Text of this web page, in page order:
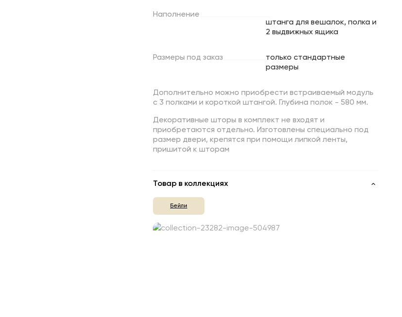
Наполнение
штанга для вешалок, полка и
2 выдвижных ящика
Размеры под заказ
только стандартные
размеры
Дополнительно можно приобрести встраиваемый модуль
с 3 полками и короткой штангой. Глубина полок - 580 мм.
Декоративные шторы в комплект не входят и
приобретаются отдельно. Изготовлены специально под
размер двери, крепятся при помощи липкой ленты,
пришитой к шторам
Товар в коллекциях
Бейли